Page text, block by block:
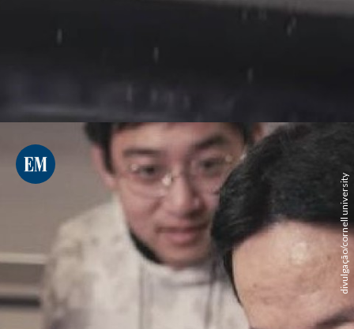
divulgação/cornell university